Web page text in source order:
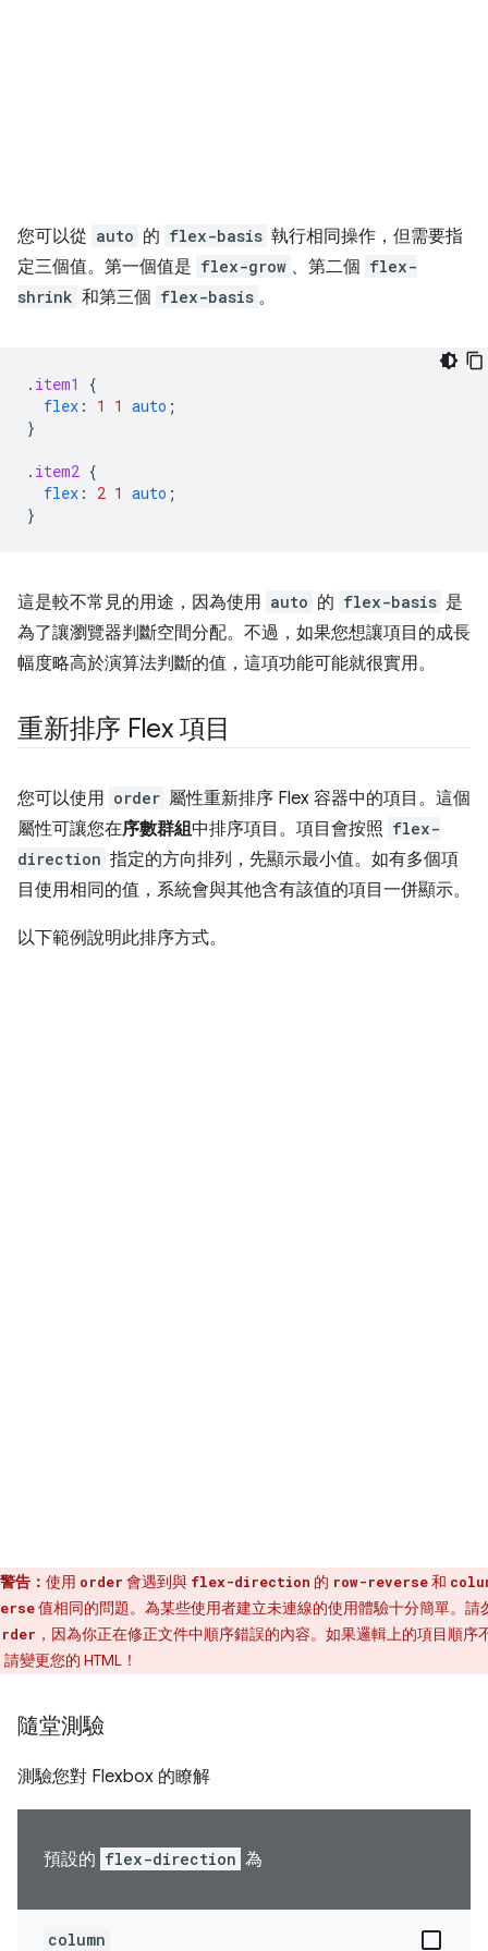
您可以從 auto 的 flex-basis 執行相同操作，但需要指
定三個值。第一個值是 flex-grow 、第二個 flex-
shrink 和第三個 flex-basis 。
. item1
{
flex : 1 1 auto ;
}
. item2 {
flex : 2 1 auto ;
}
這是較不常見的用途，因為使用 auto 的 flex-basis 是
為了讓瀏覽器判斷空間分配。不過，如果您想讓項目的成長
幅度略高於演算法判斷的值，這項功能可能就很實用。
重新排序 Flex 項目
您可以使用 order 屬性重新排序 Flex 容器中的項目。這個
屬性可讓您在序數群組中排序項目。項目會按照 flex-
direction 指定的方向排列，先顯示最小值。如有多個項
目使用相同的值，系統會與其他含有該值的項目一併顯示。
以下範例說明此排序方式。
警告： 使用 order 會遇到與 flex-direction 的 row-reverse和
值相同的問題。為某些使用者建立未連線的使用體驗十分簡單。請
，因為你正在修正文件中順序錯誤的內容。如果邏輯上的項目順序
變更您的 HTML！
隨堂測驗
測驗您對 Flexbox 的瞭解
預設的 flex-direction 為
column